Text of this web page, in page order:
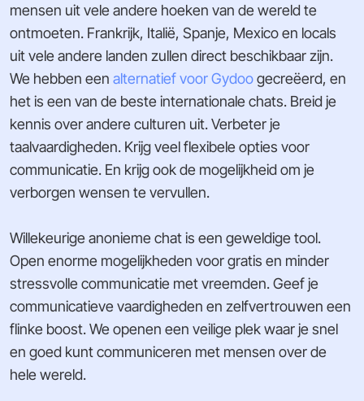
mensen uit vele andere hoeken van de wereld te
ontmoeten. Frankrijk, Italië, Spanje, Mexico en locals
uit vele andere landen zullen direct beschikbaar zijn.
We hebben een alternatief voor Gydoogecreëerd, en
het is een van de beste internationale chats. Breid je
kennis over andere culturen uit. Verbeter je
taalvaardigheden. Krijg veel flexibele opties voor
communicatie. En krijg ook de mogelijkheid om je
verborgen wensen te vervullen.
Willekeurige anonieme chat is een geweldige tool.
Open enorme mogelijkheden voor gratis en minder
stressvolle communicatie met vreemden. Geef je
communicatieve vaardigheden en zelfvertrouwen een
flinke boost. We openen een veilige plek waar je snel
en goed kunt communiceren met mensen over de
hele wereld.